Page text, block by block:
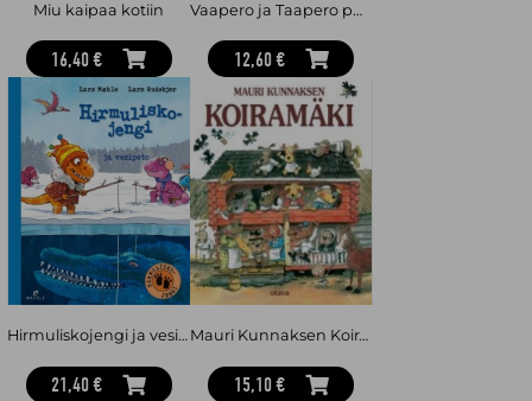
Miu kaipaa kotiin
16,40 €
Vaapero ja Taapero pukevat
12,60 €
Hirmuliskojengi ja vesipeto
21,40 €
Mauri Kunnaksen Koiramäki
15,10 €